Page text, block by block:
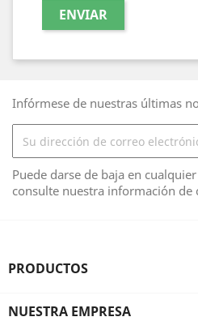
Infórmese de nuestras últimas
Puede darse de baja en
consulte nuestra información de
PRODUCTOS
NUESTRA EMPRESA